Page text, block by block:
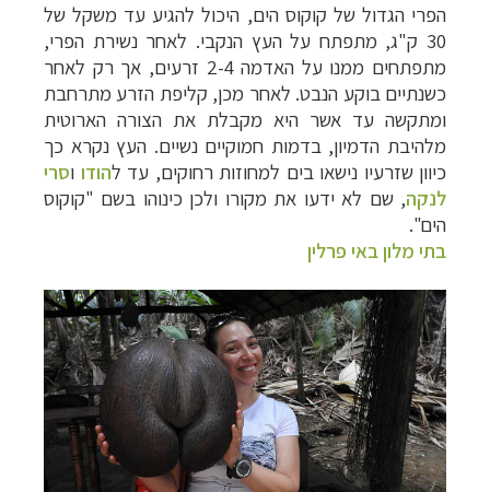
הפרי הגדול של קוקוס הים, היכול להגיע עד משקל של
30 ק"ג, מתפתח על העץ הנקבי. לאחר נשירת הפרי,
מתפתחים ממנו על האדמה 2-4 זרעים, אך רק לאחר
כשנתיים בוקע הנבט. לאחר מכן, קליפת הזרע מתרחבת
ומתקשה עד אשר היא מקבלת את הצורה הארוטית
מלהיבת הדמיון, בדמות חמוקיים נשיים. העץ נקרא כך
כיוון שזרעיו נישאו בים למחוזות רחוקים, עד להודו וסרי
לנקה, שם לא ידעו את מקורו ולכן כינוהו בשם "קוקוס
הים".
בתי מלון באי פרלין